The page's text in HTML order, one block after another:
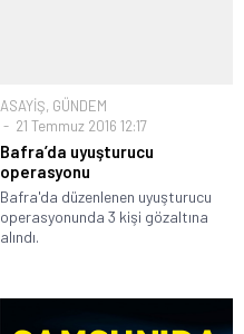
ASAYİŞ, GÜNDEM
21 Temmuz 2016 12:17
Bafra’da uyuşturucu
operasyonu
Bafra'da düzenlenen uyuşturucu
operasyonunda 3 kişi gözaltına
alındı.